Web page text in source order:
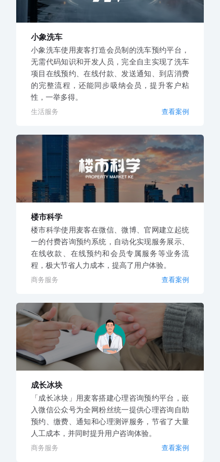
小象洗车
小象洗车使用麦客打造会员制的洗车预约平台，
无需代码知识和开发人员，完全自主实现了洗车
项目在线预约、在线付款、发送通知、到店消费
的完整流程，还能同步吸纳会员，提升客户粘
性，一举多得。
生活服务 查看案例
楼市科学
楼市科学使用麦客在微信、微博、官网建立起统
一的付费咨询预约系统，自动化实现服务展示、
在线收款、在线预约和会员专属服务等业务流
程，极大节省人力成本，提高了用户体验。
商务服务 查看案例
成长冰块
「成长冰块」用麦客搭建心理咨询预约平台，嵌
入微信公众号为全网粉丝统一提供心理咨询自助
预约、缴费、通知和心理测评服务，节省了大量
人工成本，并同时提升用户咨询体验。
商务服务 查看案例